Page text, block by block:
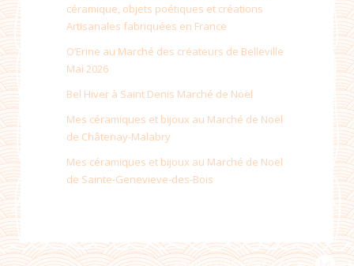
céramique, objets poétiques et créations
Artisanales fabriquées en France
O’Erine au Marché des créateurs de Belleville
Mai 2026
Bel Hiver à Saint Denis Marché de Noël
Mes céramiques et bijoux au Marché de Noël
de Châtenay-Malabry
Mes céramiques et bijoux au Marché de Noël
de Sainte-Genevieve-des-Bois
PROUDLY DESIGNED BY